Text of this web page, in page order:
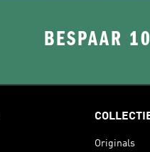
BESPAAR
Originals